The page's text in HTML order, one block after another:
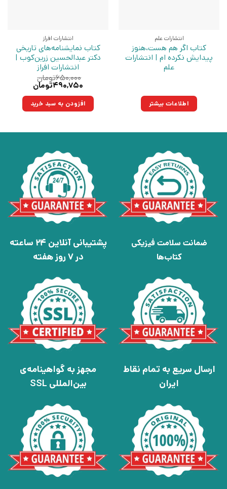
انتشارات علم
کتاب اگر هم هست،هنوز
پیدایش نکرده ام | انتشارات
علم
اطلاعات بیشتر
انتشارات افراز
کتاب نمایشنامه‌های تاریخی
دکتر عبدالحسین زرین‌کوب |
انتشارات افراز
۶۵۰,۰۰۰تومان
قیمت
۶۵۰,۰۰۰تومان
بود.
۴۹۰,۷۵۰تومان
۴۹۰,۷۵۰تومان.افزودن به سبد خرید
ضمانت سلامت فیزیکی
کتاب‌ها
پشتیبانی آنلاین 24 ساعته
در 7 روز هفته
ارسال سریع به تمام نقاط
ایران
مجهز به گواهینامه‌ی
بین‌المللی SSL